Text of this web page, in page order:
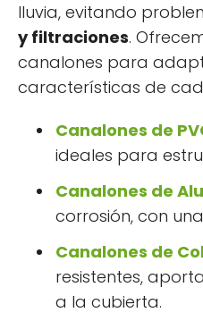
lluvia, evitando
y filtraciones.
canalones para
características de
Canalones de
ideales para
Canalones de
corrosión, con
Canalones de
resistentes,
a la cubierta.